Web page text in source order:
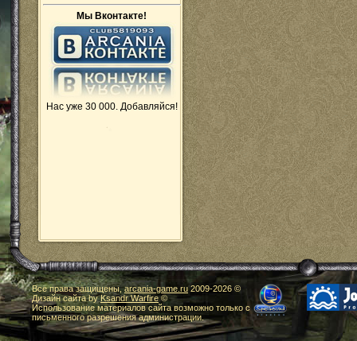
Мы Вконтакте!
Нас уже 30 000. Добавляйся!
Все права защищены,arcania-game.ru2009-2026 ©
Дизайн сайта byKsandr Warfire©
Использование материалов сайта возможно только с
письменного разрешения администрации.